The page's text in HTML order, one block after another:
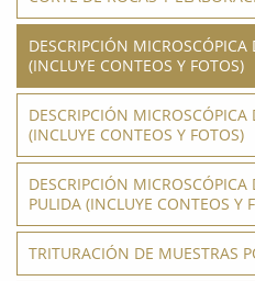
DESCRIPCIÓN
(INCLUYE CONTEOS Y FOTOS)
DESCRIPCIÓN
(INCLUYE CONTEOS Y FOTOS)
DESCRIPCIÓN
PULIDA (INCLUYE CONTEOS Y
TRITURACIÓN DE MUESTRAS